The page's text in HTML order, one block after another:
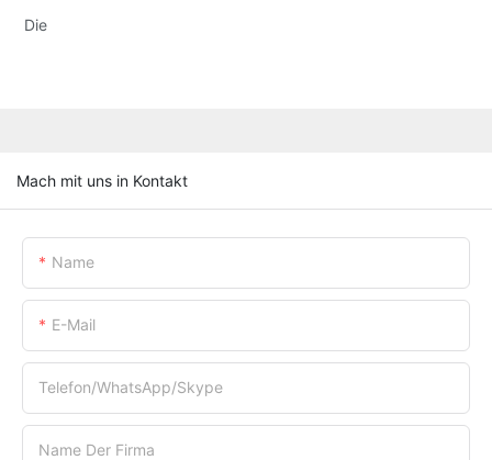
Die
Mach mit uns in Kontakt
Name
E-Mail
Telefon/WhatsApp/Skype
Name Der Firma